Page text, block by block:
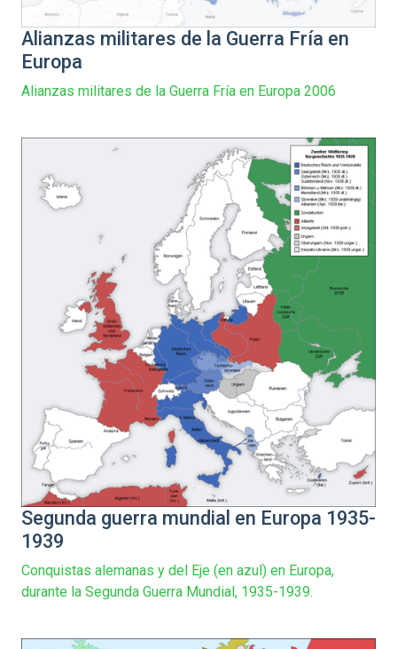
Alianzas militares de la Guerra Fría en
Europa
Alianzas militares de la Guerra Fría en Europa 2006
Segunda guerra mundial en Europa 1935-
1939
Conquistas alemanas y del Eje (en azul) en Europa,
durante la Segunda Guerra Mundial, 1935-1939.